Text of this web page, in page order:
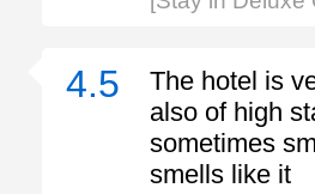
4.5
The hotel is
also of high
sometimes
smells like it